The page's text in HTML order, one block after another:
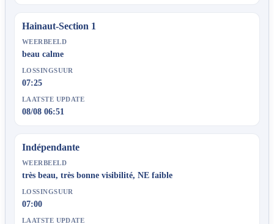
Hainaut-Section 1
WEERBEELD
beau calme
LOSSINGSUUR
07:25
LAATSTE UPDATE
08/08 06:51
Indépendante
WEERBEELD
très beau, très bonne visibilité, NE faible
LOSSINGSUUR
07:00
LAATSTE UPDATE